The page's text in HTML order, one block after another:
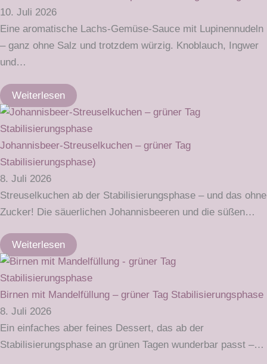
10. Juli 2026
Eine aromatische Lachs-Gemüse-Sauce mit Lupinennudeln
– ganz ohne Salz und trotzdem würzig. Knoblauch, Ingwer
und…
Weiterlesen
Johannisbeer-Streuselkuchen – grüner Tag
Stabilisierungsphase)
8. Juli 2026
Streuselkuchen ab der Stabilisierungsphase – und das ohne
Zucker! Die säuerlichen Johannisbeeren und die süßen…
Weiterlesen
Birnen mit Mandelfüllung – grüner Tag Stabilisierungsphase
8. Juli 2026
Ein einfaches aber feines Dessert, das ab der
Stabilisierungsphase an grünen Tagen wunderbar passt –…